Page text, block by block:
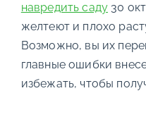
навредить саду 30
желтеют и плохо
Возможно, вы их
главные ошибки
избежать, чтобы